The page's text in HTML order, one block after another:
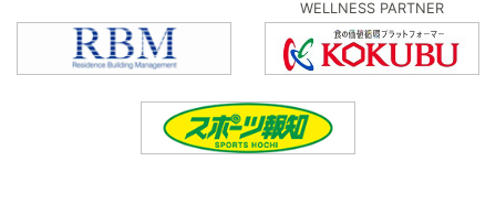
WELLNESS PARTNER